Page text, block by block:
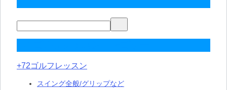
+72ゴルフレッスン
スイング全般/グリップなど